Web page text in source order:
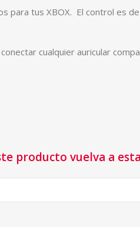
para tus XBOX. El control es
cualquier auricular
producto vuelva a